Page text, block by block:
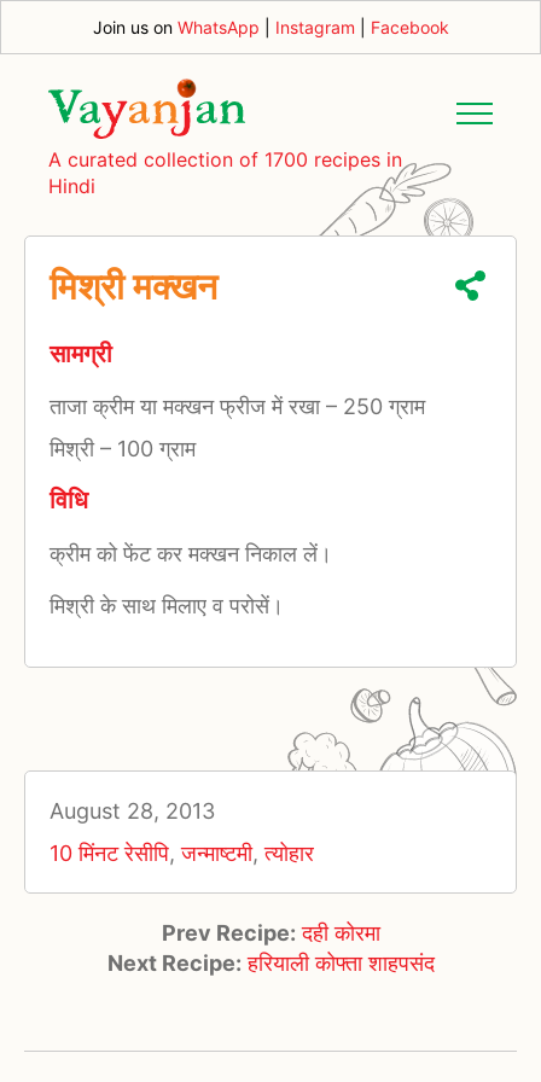
Join us on WhatsApp Instagram Facebook
A curated collection of 1700 recipes in
Hindi
मिश्री मक्खन
सामग्री
ताजा क्रीम या मक्खन फ्रीज में रखा– 250 ग्राम
मिश्री– 100 ग्राम
विधि
क्रीम को फेंट कर मक्खन निकाल लें।
मिश्री के साथ मिलाए व परोसें।
August 28, 2013
10 मिंनट रेसीपि,जन्माष्टमी,त्योहार
Prev Recipe: दही कोरमा
Next Recipe: हरियाली कोफ्ता शाहपसंद